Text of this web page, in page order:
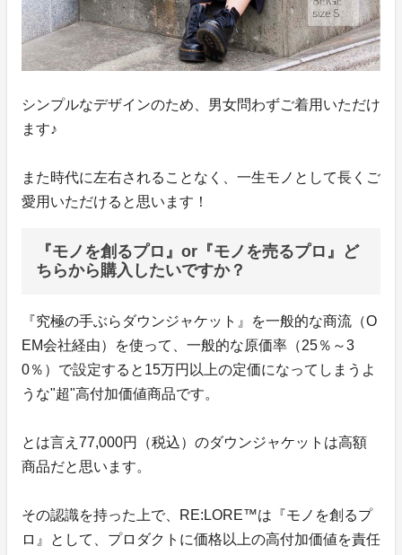
シンプルなデザインのため、男女問わずご着用いただけ
ます♪
また時代に左右されることなく、一生モノとして長くご
愛用いただけると思います！
『モノを創るプロ』or『モノを売るプロ』ど
ちらから購入したいですか？
『究極の手ぶらダウンジャケット』を一般的な商流（O
EM会社経由）を使って、一般的な原価率（25％～3
0％）で設定すると15万円以上の定価になってしまうよ
うな"超"高付加価値商品です。
とは言え77,000円（税込）のダウンジャケットは高額
商品だと思います。
その認識を持った上で、RE:LORE™は『モノを創るプ
ロ』として、プロダクトに価格以上の高付加価値を責任